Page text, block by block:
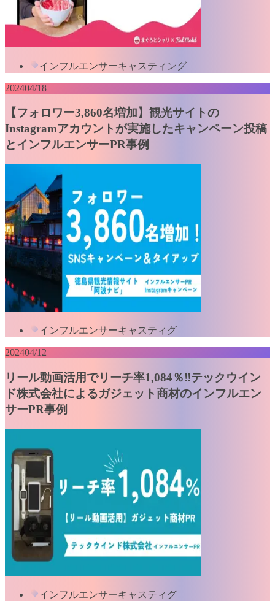
インフルエンサーキャスティング
202404/18
【フォロワー3,860名増加】観光サイトの
Instagramアカウントが実施したキャンペーン投稿
とインフルエンサーPR事例
インフルエンサーキャスティグ
202404/12
リール動画活用でリーチ率1,084％‼テックウイン
ド株式会社によるガジェット商材のインフルエン
サーPR事例
インフルエンサーキャスティグ